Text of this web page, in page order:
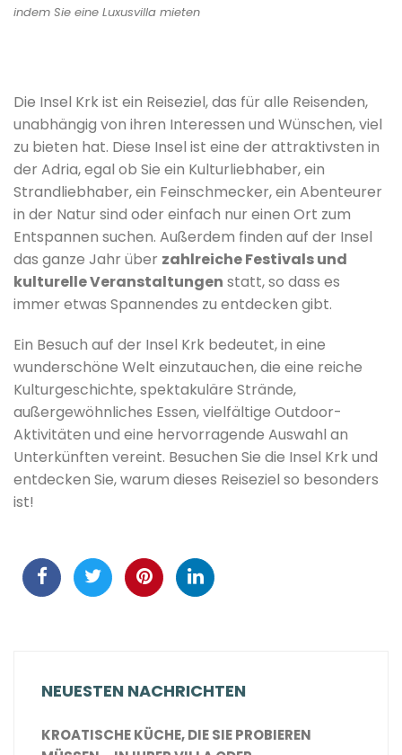
indem Sie eine Luxusvilla mieten
Die Insel Krk ist ein Reiseziel, das für alle Reisenden,
unabhängig von ihren Interessen und Wünschen, viel
zu bieten hat. Diese Insel ist eine der attraktivsten in
der Adria, egal ob Sie ein Kulturliebhaber, ein
Strandliebhaber, ein Feinschmecker, ein Abenteurer
in der Natur sind oder einfach nur einen Ort zum
Entspannen suchen. Außerdem finden auf der Insel
das ganze Jahr über zahlreiche Festivals und
kulturelle Veranstaltungen statt, so dass es
immer etwas Spannendes zu entdecken gibt.
Ein Besuch auf der Insel Krk bedeutet, in eine
wunderschöne Welt einzutauchen, die eine reiche
Kulturgeschichte, spektakuläre Strände,
außergewöhnliches Essen, vielfältige Outdoor-
Aktivitäten und eine hervorragende Auswahl an
Unterkünften vereint. Besuchen Sie die Insel Krk und
entdecken Sie, warum dieses Reiseziel so besonders
ist!
NEUESTEN NACHRICHTEN
KROATISCHE KÜCHE, DIE SIE PROBIEREN